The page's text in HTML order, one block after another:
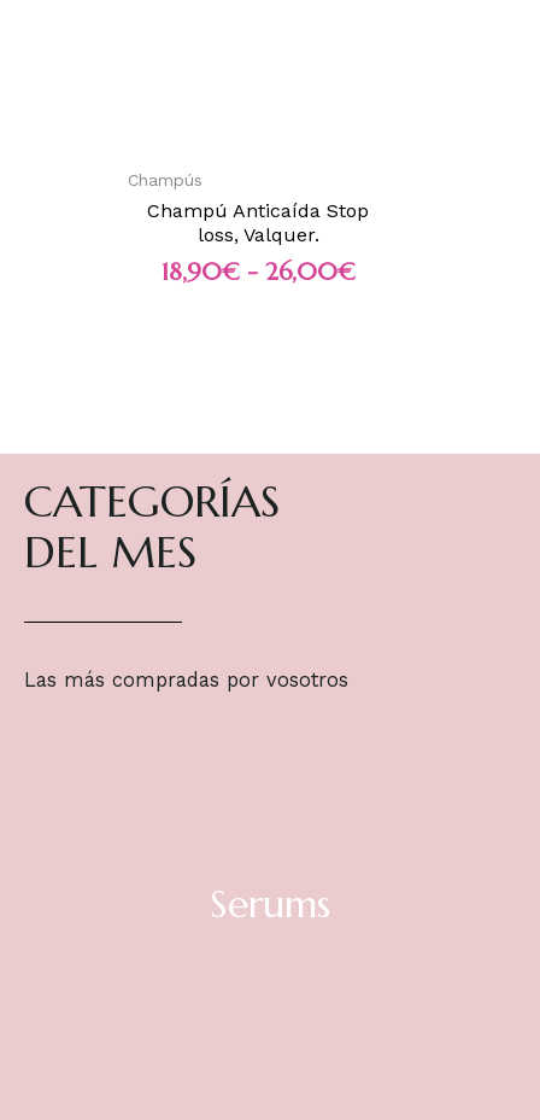
Champús
Champú Anticaída Stop
loss, Valquer.
18,90€ - 26,00€
CATEGORÍAS
DEL MES
Las más compradas por vosotros
Serums